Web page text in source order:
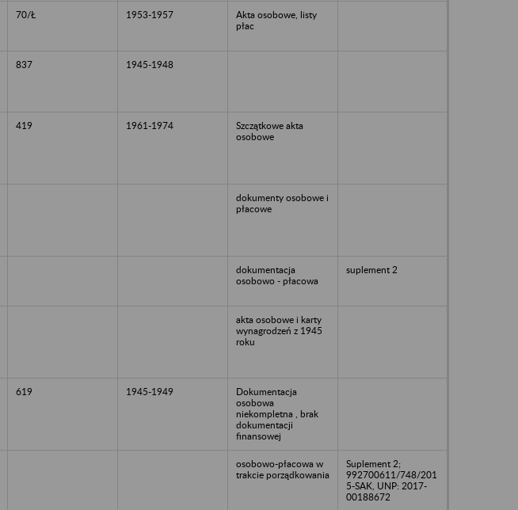
70/Ł 1953-1957
Akta osobowe, listy
płac
837 1945-1948
419 1961-1974
Szczątkowe akta
osobowe
dokumenty osobowe i
płacowe
dokumentacja
osobowo - płacowa
suplement 2
akta osobowe i karty
wynagrodzeń z 1945
roku
619 1945-1949
Dokumentacja
osobowa
niekompletna , brak
dokumentacji
finansowej
osobowo-płacowa w
trakcie porządkowania
Suplement 2;
992700611/748/201
5-SAK, UNP: 2017-
00188672